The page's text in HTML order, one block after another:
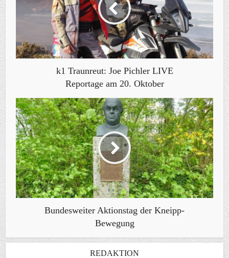
k1 Traunreut: Joe Pichler LIVE
Reportage am 20. Oktober
Bundesweiter Aktionstag der Kneipp-
Bewegung
REDAKTION